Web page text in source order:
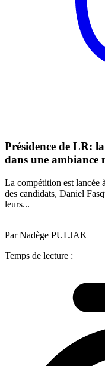
Présidence de LR:
dans une ambiance
La compétition est lancée
des candidats, Daniel
leurs...
Par Nadège PULJAK
Temps de lecture :